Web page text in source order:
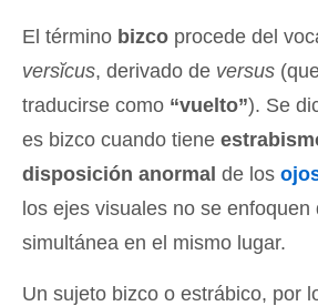
El término bizco procede del
versĭcus, derivado de versus
traducirse como “vuelto”). Se
es bizco cuando tiene
disposición anormal de los
los ejes visuales no se enfoquen
simultánea en el mismo lugar.
Un sujeto bizco o estrábico, por